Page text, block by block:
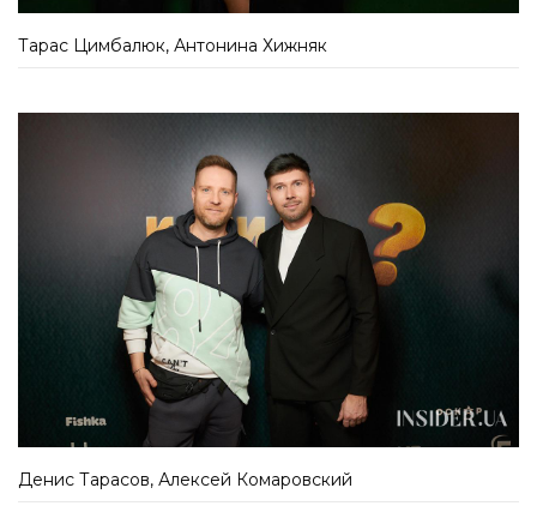
Тарас Цимбалюк, Антонина Хижняк
Денис Тарасов, Алексей Комаровский